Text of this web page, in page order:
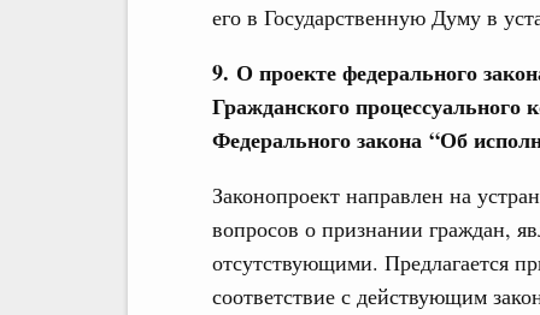
его в Государственную Думу в
9. О проекте федерального
Гражданского процессуального
Федерального закона “Об
Законопроект направлен на
вопросов о признании граждан,
отсутствующими. Предлагается
соответствие с действующим